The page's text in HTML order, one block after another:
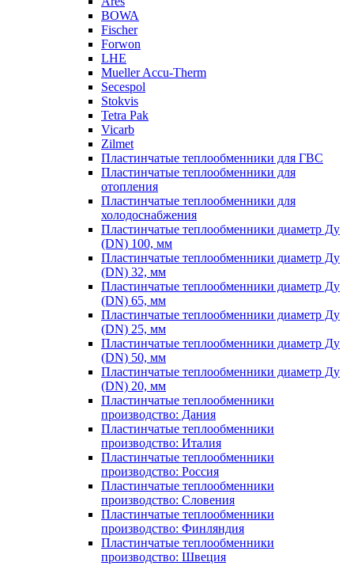
BOWA
Fischer
Forwon
LHE
Mueller Accu-Therm
Secespol
Stokvis
Tetra Pak
Vicarb
Zilmet
Пластинчатые теплообменники для ГВС
Пластинчатые теплообменники для
отопления
Пластинчатые теплообменники для
холодоснабжения
Пластинчатые теплообменники диаметр Ду
(DN) 100, мм
Пластинчатые теплообменники диаметр Ду
(DN) 32, мм
Пластинчатые теплообменники диаметр Ду
(DN) 65, мм
Пластинчатые теплообменники диаметр Ду
(DN) 25, мм
Пластинчатые теплообменники диаметр Ду
(DN) 50, мм
Пластинчатые теплообменники диаметр Ду
(DN) 20, мм
Пластинчатые теплообменники
производство: Дания
Пластинчатые теплообменники
производство: Италия
Пластинчатые теплообменники
производство: Россия
Пластинчатые теплообменники
производство: Словения
Пластинчатые теплообменники
производство: Финляндия
Пластинчатые теплообменники
производство: Швеция